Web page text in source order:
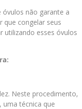
não garante a
que congelar seus
utilizando esses óvulos
Neste procedimento,
técnica que